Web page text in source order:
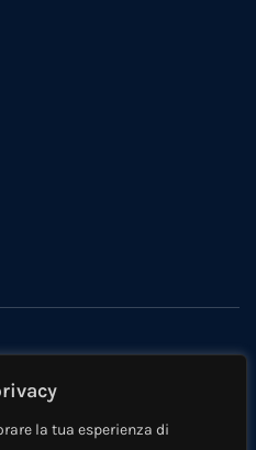
la tua esperienza di
e si applicano la
servizio di Google.